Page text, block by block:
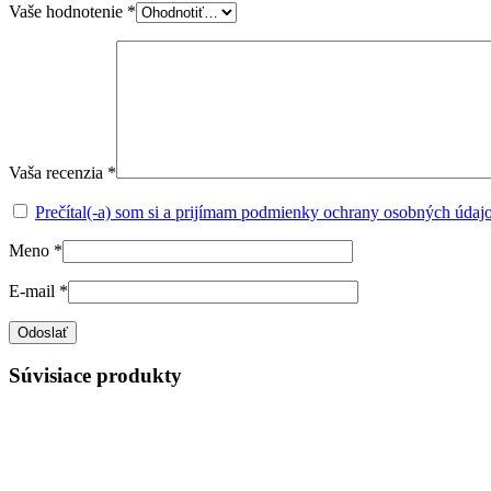
Vaše hodnotenie *
Vaša recenzia *
Prečítal(-a) som si a prijímam podmienky ochrany osobných
Meno *
E-mail *
Súvisiace produkty